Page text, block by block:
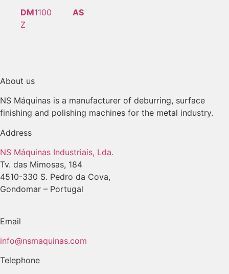
DM1100
Z
AS
About us
NS Máquinas is a manufacturer of deburring, surface
finishing and polishing machines for the metal industry.
Address
NS Máquinas Industriais, Lda.
Tv. das Mimosas, 184
4510-330 S. Pedro da Cova,
Gondomar – Portugal
Email
info@nsmaquinas.com
Telephone